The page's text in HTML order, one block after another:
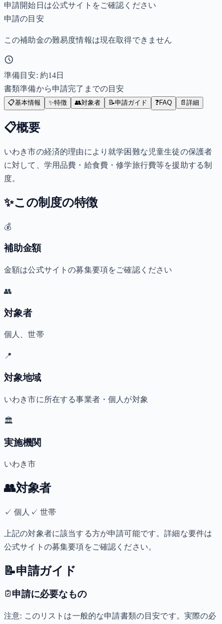
申請開始日は公式サイトをご確認ください
申請の目安
この補助金の難易度情報は現在取得できません
準備目安: 約14日
書類準備から申請完了までの目安
📋基本情報 ✨特徴 👥対象者 📝申請ガイド ❓FAQ 📄 詳細
📋概要
いわき市の経済的理由により就学困難な児童生徒の保護者
に対して、学用品費・給食費・修学旅行費等を援助する制
度。
✨この制度の特徴
💰
補助金額
金額は公式サイトの募集要項をご確認ください
👥
対象者
個人、世帯
📍
対象地域
いわき市に所在する事業者・個人が対象
🏛️
実施機関
いわき市
👥対象者
✓個人 ✓ 世帯
上記の対象者に該当する方が申請可能です。詳細な要件は
公式サイトの募集要項をご確認ください。
📝申請ガイド
申請に必要なもの
注意: このリストは一般的な申請書類の目安です。実際の必